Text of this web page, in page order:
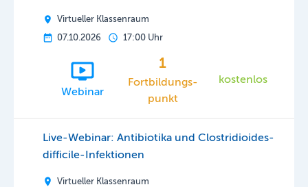
Virtueller Klassenraum
07.10.2026
17:00 Uhr
Webinar
1
Fortbildungs-
punkt
kostenlos
Live-Webinar: Antibiotika und Clostridioides-
difficile-Infektionen
Virtueller Klassenraum